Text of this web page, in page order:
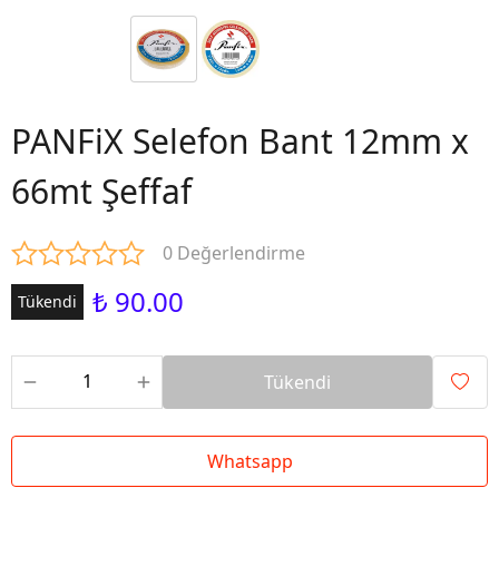
PANFiX Selefon Bant 12mm x
66mt Şeffaf
0 Değerlendirme
Tükendi ₺ 90.00
Tükendi
Whatsapp